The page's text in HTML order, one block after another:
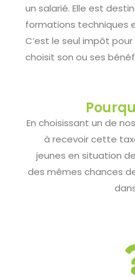
un salarié. Elle est
formations techniques
C’est le seul impôt
choisit son ou ses
En choisissant un de
à recevoir cette
jeunes en situation
des mêmes chances